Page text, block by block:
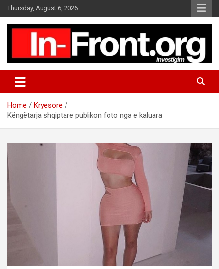
k
t
Thursday, August 6, 2026
Home
Kryesore
Këngëtarja shqiptare publikon foto nga e kaluara